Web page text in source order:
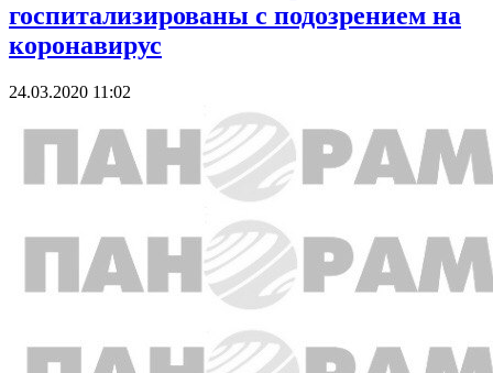
госпитализированы с подозрением на
коронавирус
24.03.2020 11:02